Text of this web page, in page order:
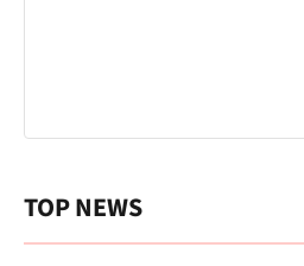
TOP NEWS